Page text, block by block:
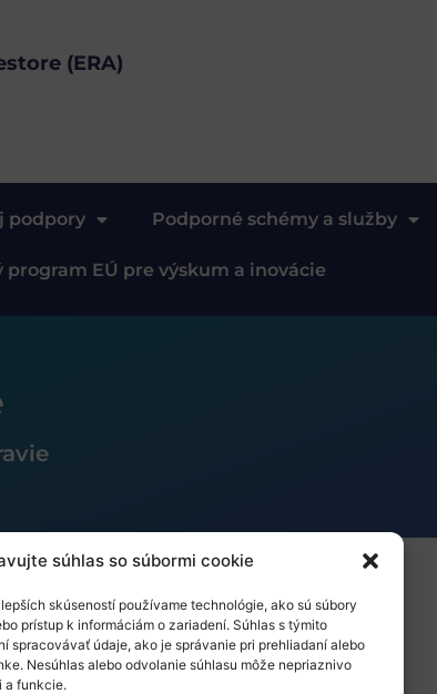
súhlas so súbormi cookie
skúseností používame technológie, ako sú súbory
prístup k informáciám o zariadení. Súhlas s týmito
spracovávať údaje, ako je správanie pri prehliadaní alebo
Nesúhlas alebo odvolanie súhlasu môže nepriaznivo
a funkcie.
(ERA)
podpory Podporné schémy a služby
program EÚ pre výskum a inovácie